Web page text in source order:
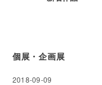
個展・企画展
2018-09-09